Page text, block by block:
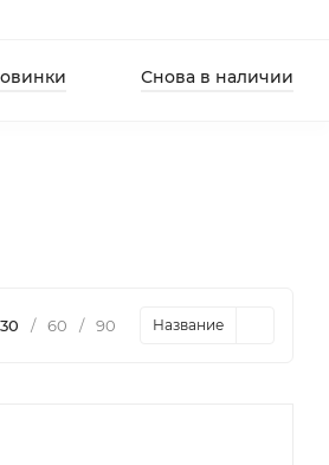
Снова в наличии
30 / 60 / 90 Название